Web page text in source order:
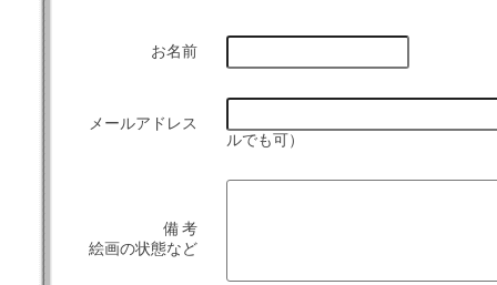
お名前
メールアドレス
ルでも可）
備 考
絵画の状態など